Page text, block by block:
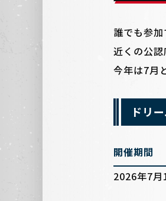
誰でも参加
近くの公認
今年は7月
ドリ
開催期間
2026年7